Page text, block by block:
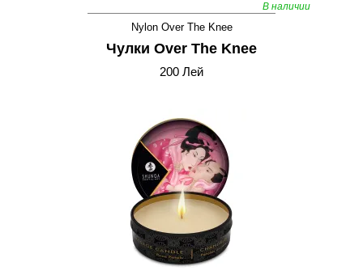
В наличии
Nylon Over The Knee
Чулки Over The Knee
200 Лей